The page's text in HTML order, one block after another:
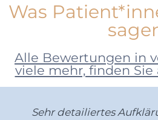
Was
Alle Bewertungen in
viele mehr, finden
Sehr detailiertes